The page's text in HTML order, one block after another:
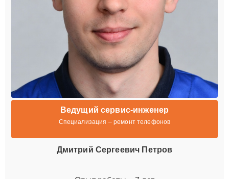
Ведущий сервис-инженер
Специализация – ремонт телефонов
Дмитрий Сергеевич Петров